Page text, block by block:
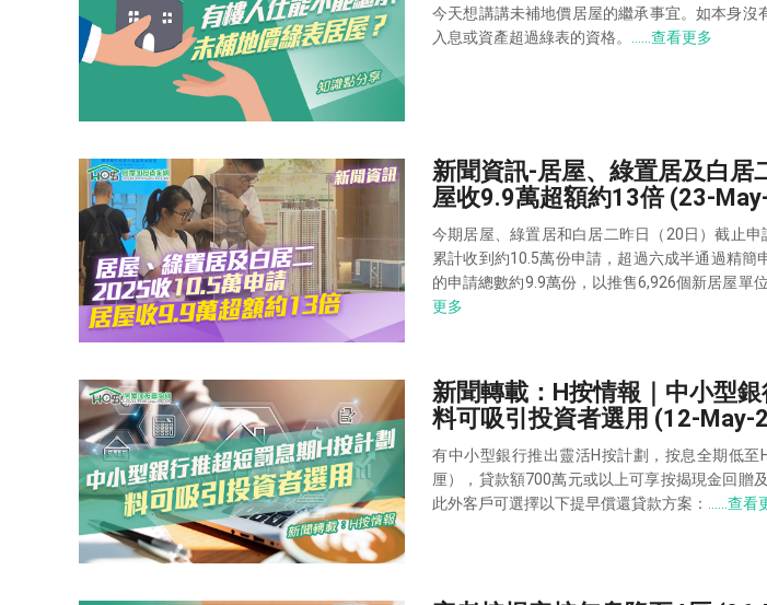
今天想講講未補地價居屋的繼承事宜。如本身
入息或資產超過綠表的資格。
……查看更多
新聞資訊-居屋、綠置居及白
屋收9.9萬超額約13倍 (23-
今期居屋、綠置居和白居二昨日（20日）截止
累計收到約10.5萬份申請，超過六成半通過精
的申請總數約9.9萬份，以推售6,926個新居屋單
更多
新聞轉載：H按情報｜中小型
料可吸引投資者選用 (12-May-
有中小型銀行推出靈活H按計劃，按息全期低至
厘），貸款額700萬元或以上可享按揭現金回贈
此外客戶可選擇以下提早償還貸款方案：
……查看